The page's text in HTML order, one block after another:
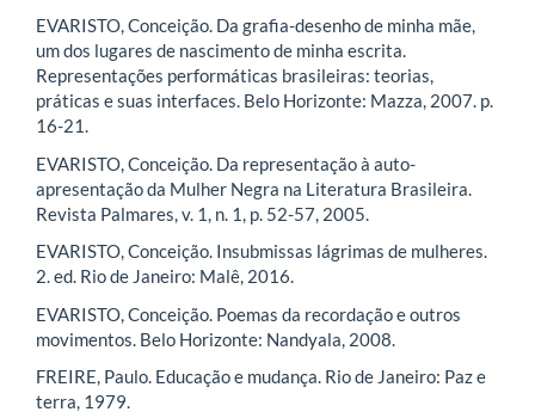
EVARISTO, Conceição. Da grafia-desenho de minha mãe,
um dos lugares de nascimento de minha escrita.
Representações performáticas brasileiras: teorias,
práticas e suas interfaces. Belo Horizonte: Mazza, 2007. p.
16-21.
EVARISTO, Conceição. Da representação à auto-
apresentação da Mulher Negra na Literatura Brasileira.
Revista Palmares, v. 1, n. 1, p. 52-57, 2005.
EVARISTO, Conceição. Insubmissas lágrimas de mulheres.
2. ed. Rio de Janeiro: Malê, 2016.
EVARISTO, Conceição. Poemas da recordação e outros
movimentos. Belo Horizonte: Nandyala, 2008.
FREIRE, Paulo. Educação e mudança. Rio de Janeiro: Paz e
terra, 1979.